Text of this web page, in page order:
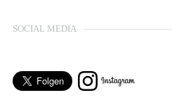
SOCIAL MEDIA